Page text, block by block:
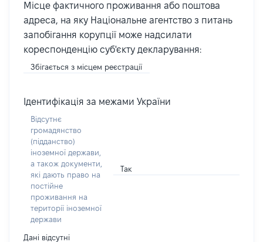
Місце фактичного проживання або поштова
адреса, на яку Національне агентство з питань
запобігання корупції може надсилати
кореспонденцію суб'єкту декларування:
Збігається з місцем реєстрації
Ідентифікація за межами України
Відсутнє
громадянство
(підданство)
іноземної держави,
а також документи,
які дають право на
постійне
проживання на
території іноземної
держави
Так
Дані відсутні